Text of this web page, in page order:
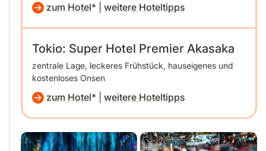
zum Hotel weitere Hoteltipps
Tokio: Super Hotel Premier Akasaka
zentrale Lage, leckeres Frühstück, hauseigenes und
kostenloses Onsen
zum Hotel weitere Hoteltipps